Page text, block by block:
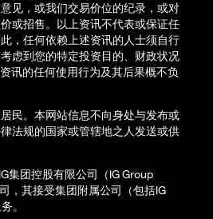
见，或我们交易价位的纪录，或对
或招售。以上资讯不代表或保证任
，任何依赖上述资讯的人士须自行
虑到您的特定投资目的、财政状况
讯的任何使用行为及其后果概不负
民。本网站信息不向身处与发布或
法规的国家或管辖地之人发送或供
集团控股有限公司（IG Group
，其接受集团附属公司（包括IG
。